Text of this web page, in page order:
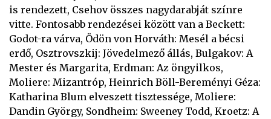
is rendezett, Csehov összes nagydarabját színre
vitte. Fontosabb rendezései között van a Beckett:
Godot-ra várva, Ödön von Horváth: Mesél a bécsi
erdő, Osztrovszkij: Jövedelmező állás, Bulgakov: A
Mester és Margarita, Erdman: Az öngyilkos,
Moliere: Mizantróp, Heinrich Böll-Bereményi Géza:
Katharina Blum elveszett tisztessége, Moliere:
Dandin György, Sondheim: Sweeney Todd, Kroetz: A